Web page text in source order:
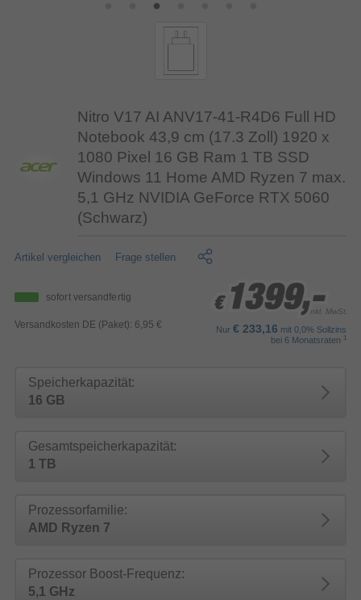
Nitro V17 AI ANV17-41-R4D6 Full HD
Notebook 43,9 cm (17.3 Zoll) 1920 x
1080 Pixel 16 GB Ram 1 TB SSD
Windows 11 Home AMD Ryzen 7 max.
5,1 GHz NVIDIA GeForce RTX 5060
(Schwarz)
Artikel vergleichen Frage stellen
sofort versandfertig
Versandkosten DE (Paket): 6,95 €
€ 1399,-
€ 1399,-
€ 1399,-inkl. MwSt.
Nur € 233,16 mit 0,0% Sollzins
bei 6 Monatsraten 1
Speicherkapazität:
16 GB
Gesamtspeicherkapazität:
1 TB
Prozessorfamilie:
AMD Ryzen 7
Prozessor Boost-Frequenz:
5,1 GHz